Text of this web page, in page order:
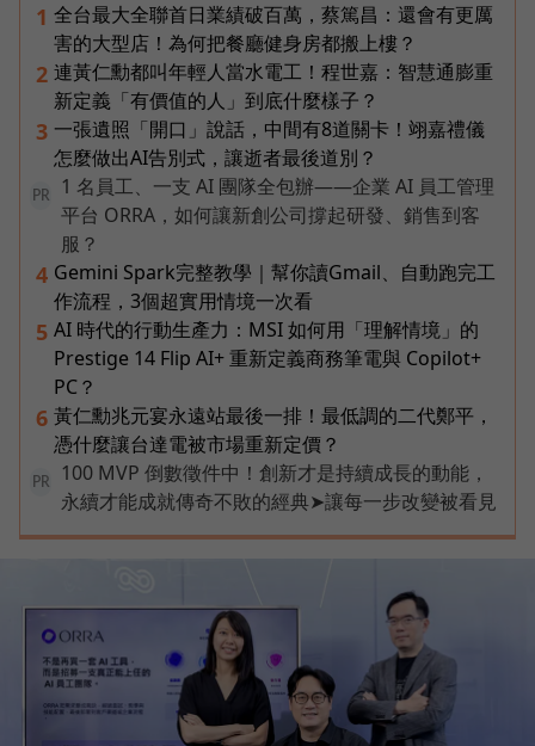
1 全台最大全聯首日業績破百萬，蔡篤昌：還會有更厲
害的大型店！為何把餐廳健身房都搬上樓？
2 連黃仁勳都叫年輕人當水電工！程世嘉：智慧通膨重
新定義「有價值的人」到底什麼樣子？
3 一張遺照「開口」說話，中間有8道關卡！翊嘉禮儀
怎麼做出AI告別式，讓逝者最後道別？
PR
1 名員工、一支 AI 團隊全包辦——企業 AI 員工管理
平台 ORRA，如何讓新創公司撐起研發、銷售到客
服？
4 Gemini Spark完整教學｜幫你讀Gmail、自動跑完工
作流程，3個超實用情境一次看
5 AI 時代的行動生產力：MSI 如何用「理解情境」的
Prestige 14 Flip AI+ 重新定義商務筆電與 Copilot+
PC？
6 黃仁勳兆元宴永遠站最後一排！最低調的二代鄭平，
憑什麼讓台達電被市場重新定價？
PR
100 MVP 倒數徵件中！創新才是持續成長的動能，
永續才能成就傳奇不敗的經典➤讓每一步改變被看見